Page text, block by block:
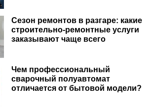
Сезон ремонтов в разгаре: какие
строительно-ремонтные услуги
заказывают чаще всего
Чем профессиональный
сварочный полуавтомат
отличается от бытовой модели?